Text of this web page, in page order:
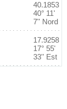
40.1853
40° 11'
7'' Nord
17.9258
17° 55'
33'' Est